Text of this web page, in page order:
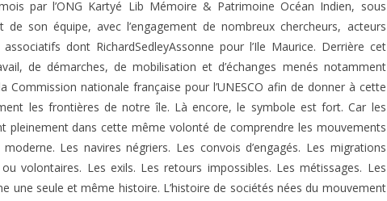
par l’ONG Kartyé Lib Mémoire & Patrimoine Océan Indien, sous
de son équipe, avec l’engagement de nombreux chercheurs, acteurs
dont RichardSedleyAssonne pour l’Ile Maurice. Derrière cet
de démarches, de mobilisation et d’échanges menés notamment
Commission nationale française pour l’UNESCO afin de donner à cette
les frontières de notre île. Là encore, le symbole est fort. Car les
pleinement dans cette même volonté de comprendre les mouvements
Les navires négriers. Les convois d’engagés. Les migrations
volontaires. Les exils. Les retours impossibles. Les métissages. Les
une seule et même histoire. L’histoire de sociétés nées du mouvement